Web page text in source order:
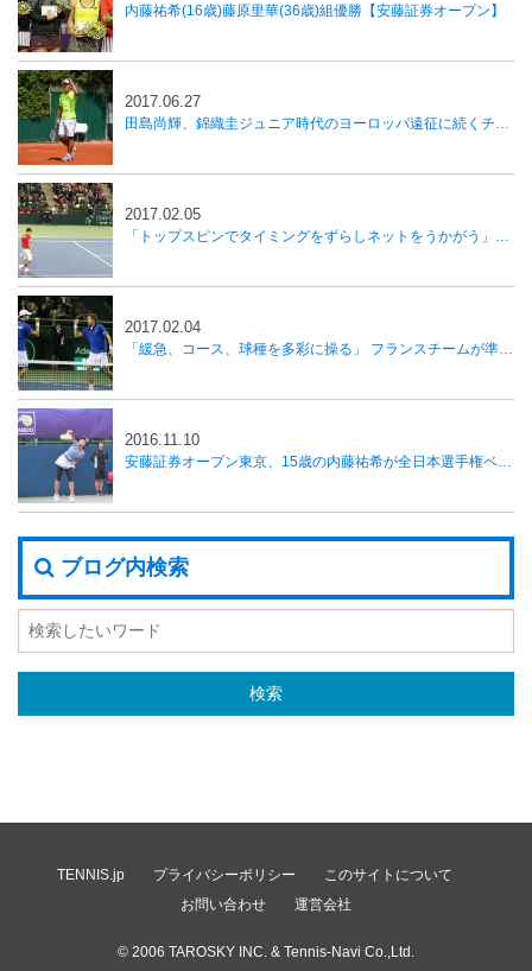
内藤祐希(16歳)藤原里華(36歳)組優勝【安藤証券オープン】
田島尚輝、錦織圭ジュニア時代のヨーロッパ遠征に続くチャレンジ
2017.06.27
「トップスピンでタイミングをずらしネットをうかがう」西岡リタイアも内山が勝利し日本が1勝、国別対抗戦デ杯
2017.02.05
「緩急、コース、球種を多彩に操る」 フランスチームが準々決勝進出、国別対抗戦デ杯
2017.02.04
安藤証券オープン東京、15歳の内藤祐希が全日本選手権ベスト8に勝利し初戦突破
2016.11.10
ブログ内検索
TENNIS.jp プライバシーポリシー
このサイトについて
お問い合わせ
運営会社
© 2006 TAROSKY INC. & Tennis-Navi Co.,Ltd.